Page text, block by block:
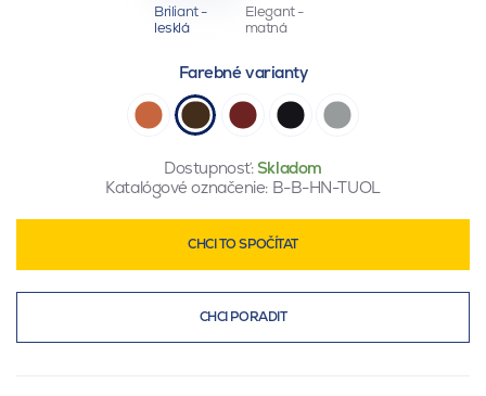
Briliant -
lesklá
Elegant -
matná
Farebné varianty
Dostupnosť:Skladom
Katalógové označenie: B-B-HN-TUOL
CHCI TO SPOČÍTAT
CHCI PORADIT